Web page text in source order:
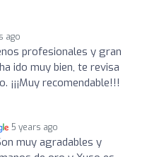
ago
profesionales y gran
ido muy bien, te revisa
¡¡¡Muy recomendable!!!
5 years ago
muy agradables y